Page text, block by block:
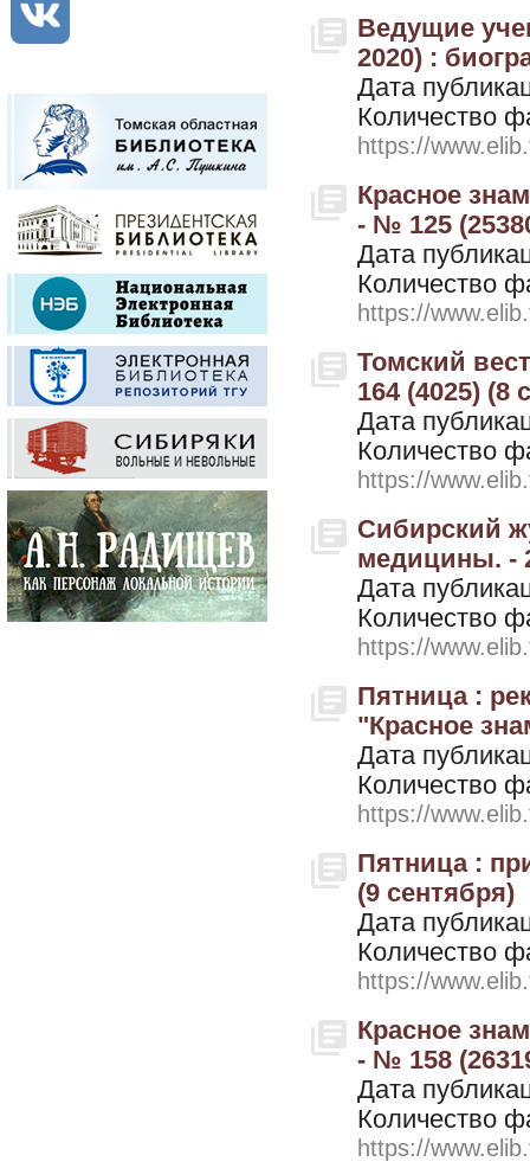
Ведущие
2020) :
Дата
Количество
https://
Красное
- № 125
Дата
Количество
https://
Томский
164 (4025) (8
Дата
Количество
https://
Сибирский
медицины. -
Дата
Количество
https://
Пятница :
"Красное
Дата
Количество
https://
Пятница :
(9 сентября)
Дата
Количество
https://
Красное
- № 158
Дата
Количество
https://